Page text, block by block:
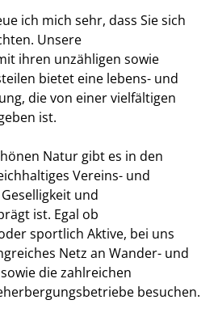
ich mich sehr, dass Sie sich
Unsere
ihren unzähligen sowie
bietet eine lebens- und
die von einer vielfältigen
ist.
Natur gibt es in den
Vereins- und
und
ist. Egal ob
sportlich Aktive, bei uns
Netz an Wander- und
die zahlreichen
besuchen.